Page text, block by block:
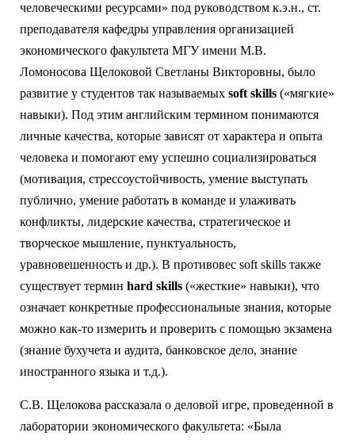
человеческими ресурсами» под руководством к.э.н., ст.
преподавателя кафедры управления организацией
экономического факультета МГУ имени М.В.
Ломоносова Щелоковой Светланы Викторовны, было
развитие у студентов так называемых soft skills («мягкие»
навыки). Под этим английским термином понимаются
личные качества, которые зависят от характера и опыта
человека и помогают ему успешно социализироваться
(мотивация, стрессоустойчивость, умение выступать
публично, умение работать в команде и улаживать
конфликты, лидерские качества, стратегическое и
творческое мышление, пунктуальность,
уравновешенность и др.). В противовес soft skills также
существует термин hard skills («жесткие» навыки), что
означает конкретные профессиональные знания, которые
можно как-то измерить и проверить с помощью экзамена
(знание бухучета и аудита, банковское дело, знание
иностранного языка и т.д.).
С.В. Щелокова рассказала о деловой игре, проведенной в
лаборатории экономического факультета: «Была